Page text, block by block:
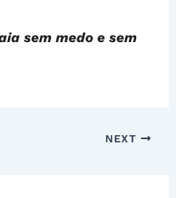
sem medo e sem
NEXT